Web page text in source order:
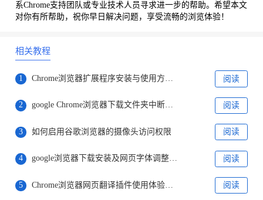
系Chrome支持团队或专业技术人员寻求进一步的帮助。希望本文
对你有所帮助，祝你早日解决问题，享受流畅的浏览体验！
相关教程
1 Chrome浏览器扩展程序安装与使用方法教程 阅读
2 google Chrome浏览器下载文件夹中断导致文件丢失的恢复办法 阅读
3 如何启用谷歌浏览器的摄像头访问权限 阅读
4 google浏览器下载安装及网页字体调整与浏览体验优化教程 阅读
5 Chrome浏览器网页翻译插件使用体验是否流畅 阅读